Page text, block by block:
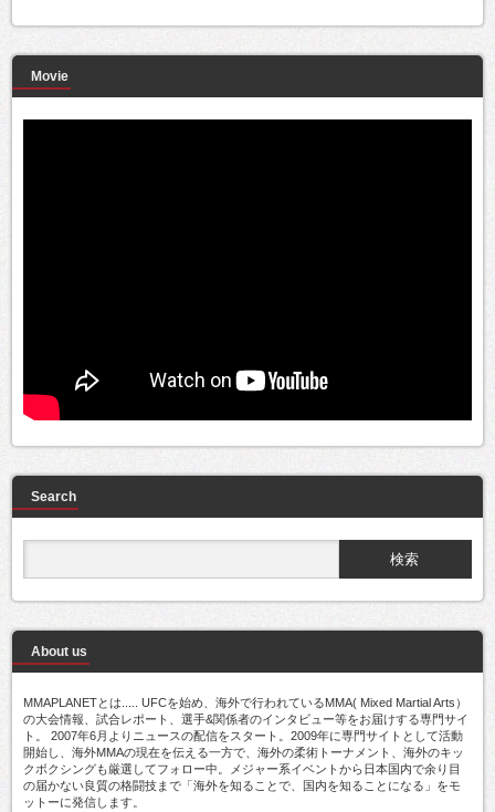
Movie
Search
About us
MMAPLANETとは..... UFCを始め、海外で行われているMMA( Mixed Martial Arts）
の大会情報、試合レポート、選手&関係者のインタビュー等をお届けする専門サイ
ト。 2007年6月よりニュースの配信をスタート。2009年に専門サイトとして活動
開始し、海外MMAの現在を伝える一方で、海外の柔術トーナメント、海外のキッ
クボクシングも厳選してフォロー中。メジャー系イベントから日本国内で余り目
の届かない良質の格闘技まで「海外を知ることで、国内を知ることになる」をモ
ットーに発信します。